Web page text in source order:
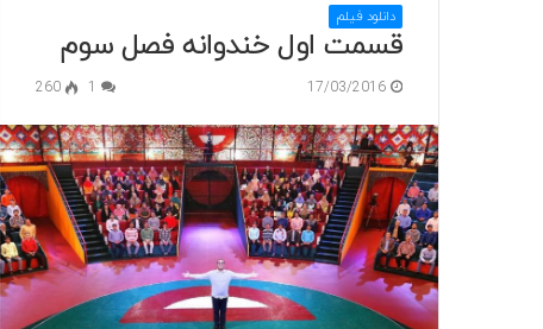
دانلود فیلم
قسمت اول خندوانه فصل سوم
17/03/2016
1
260